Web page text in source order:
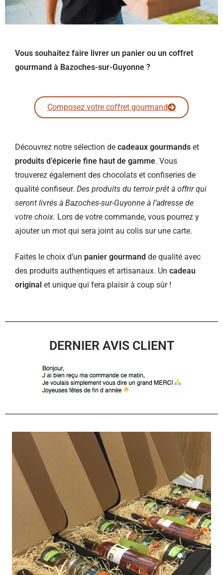
Vous souhaitez faire livrer un panier ou un coffret
gourmand à Bazoches-sur-Guyonne ?
Composez votre coffret gourmand
Découvrez notre sélection de cadeaux gourmands et
produits d’épicerie fine haut de gamme. Vous
trouverez également des chocolats et confiseries de
qualité confiseur. Des produits du terroir prêt à offrir qui
seront livrés à Bazoches-sur-Guyonne à l’adresse de
votre choix. Lors de votre commande, vous pourrez y
ajouter un mot qui sera joint au colis sur une carte.
Faites le choix d’un panier gourmand de qualité avec
des produits authentiques et artisanaux. Un cadeau
original et unique qui fera plaisir à coup sûr !
DERNIER AVIS CLIENT